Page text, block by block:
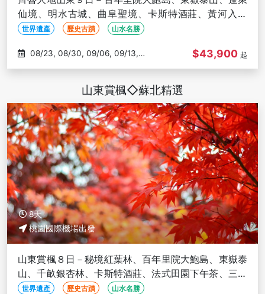
仙境、明水古城、曲阜聖境、卡斯特酒莊、黃河入海
口、三排座巴士(文化參訪)
世界遺產 歷史古蹟 山水名勝
11/01
$43,900 起
山東賞楓◇蘇北精選
8天
桃園國際機場出發
山東賞楓８日－秘境紅葉林、百年里院大鮑島、東嶽泰
山、千畝銀杏林、卡斯特酒莊、法式田園下午茶、三排
座巴士(文化參訪)
世界遺產 歷史古蹟 山水名勝